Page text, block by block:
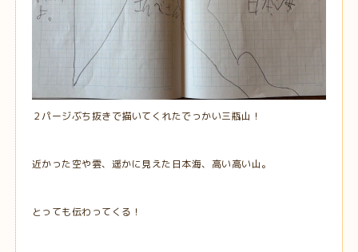
２パージぶち抜きで描いてくれたでっかい三瓶山！
近かった空や雲、遥かに見えた日本海、高い高い山。
とっても伝わってくる！